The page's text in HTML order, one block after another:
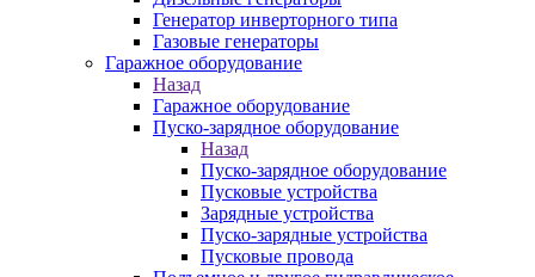
Генератор инверторного типа
Газовые генераторы
Гаражное оборудование
Назад
Гаражное оборудование
Пуско-зарядное оборудование
Назад
Пуско-зарядное оборудование
Пусковые устройства
Зарядные устройства
Пуско-зарядные устройства
Пусковые провода